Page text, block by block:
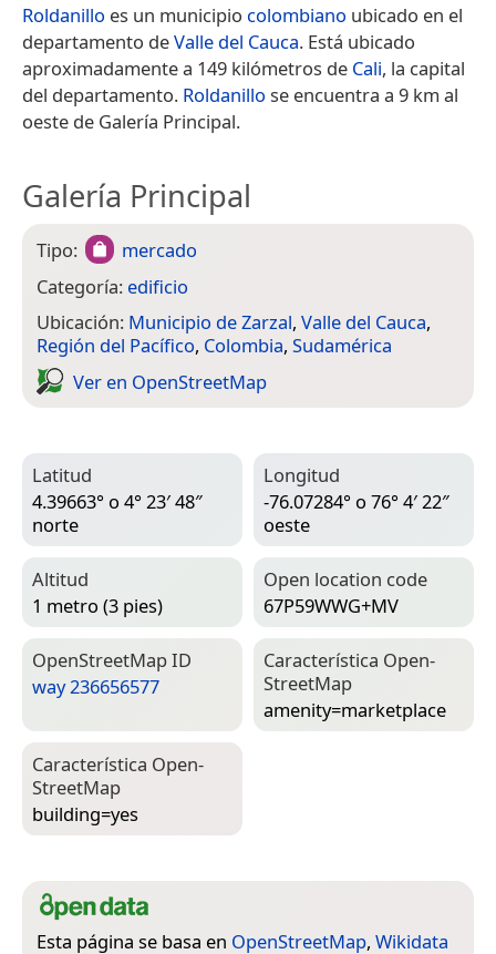
Roldanillo es un municipio colombiano ubicado en el
departamento deValle del Cauca. Está ubicado
aproximadamente a 149 kilómetros de Cali, la capital
del departamento. Roldanillo se encuentra a 9 km al
oeste de Galería Principal.
Galería Principal
Tipo:
mercado
Categoría: edificio
Ubicación: Municipio de Zarzal, Valle del Cauca,
Región del Pacífico, Colombia, Sudamérica
Ver en Open­Street­Map
Latitud
4.39663° o 4° 23′ 48″
norte
Longitud
-76.07284° o 76° 4′ 22″
oeste
Altitud
1 metro (3 pies)
Open location code
67P59WWG+MV
Open­Street­Map ID
way 236656577
Característica Open­
Street­Map
amenity=­marketplace
Característica Open­
Street­Map
building=­yes
Esta página se basa en OpenStreetMap, Wikidata